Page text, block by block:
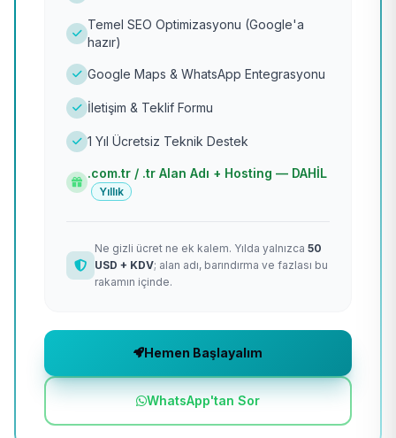
Temel SEO Optimizasyonu (Google'a
hazır)
Google Maps & WhatsApp Entegrasyonu
İletişim & Teklif Formu
1 Yıl Ücretsiz Teknik Destek
.com.tr / .tr Alan Adı + Hosting — DAHİL
Yıllık
Ne gizli ücret ne ek kalem. Yılda yalnızca 50
USD + KDV; alan adı, barındırma ve fazlası bu
rakamın içinde.
Hemen Başlayalım
WhatsApp'tan Sor